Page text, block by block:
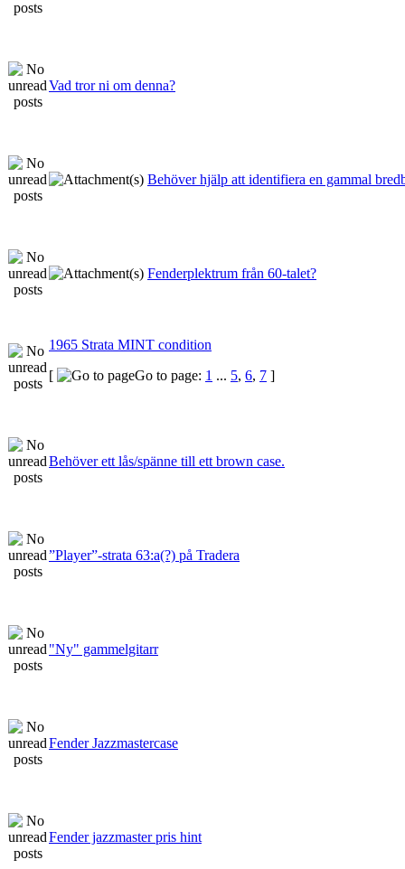
Vad tror ni om denna?
Behöver hjälp att identifiera en gammal
Fenderplektrum från 60-talet?
1965 Strata MINT condition
[
Go to page: 1 ... 5, 6, 7 ]
Behöver ett lås/spänne till ett brown case.
”Player”-strata 63:a(?) på Tradera
"Ny" gammelgitarr
Fender Jazzmastercase
Fender jazzmaster pris hint